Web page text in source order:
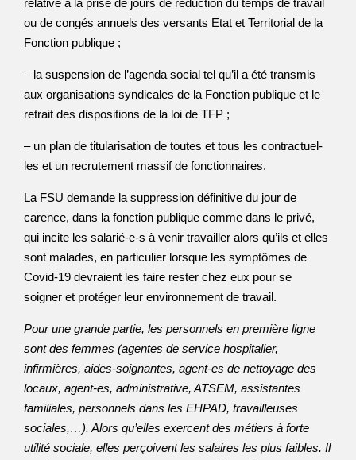
relative à la prise de jours de réduction du temps de travail
ou de congés annuels des versants Etat et Territorial de la
Fonction publique ;
– la suspension de l’agenda social tel qu’il a été transmis
aux organisations syndicales de la Fonction publique et le
retrait des dispositions de la loi de TFP ;
– un plan de titularisation de toutes et tous les contractuel-
les et un recrutement massif de fonctionnaires.
La FSU demande la suppression définitive du jour de
carence, dans la fonction publique comme dans le privé,
qui incite les salarié-e-s à venir travailler alors qu’ils et elles
sont malades, en particulier lorsque les symptômes de
Covid-19 devraient les faire rester chez eux pour se
soigner et protéger leur environnement de travail.
Pour une grande partie, les personnels en première ligne
sont des femmes (agentes de service hospitalier,
infirmières, aides-soignantes, agent-es de nettoyage des
locaux, agent-es, administrative, ATSEM, assistantes
familiales, personnels dans les EHPAD, travailleuses
sociales,…). Alors qu’elles exercent des métiers à forte
utilité sociale, elles perçoivent les salaires les plus faibles. Il